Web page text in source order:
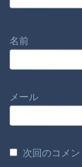
名前
メール
次回のコメ